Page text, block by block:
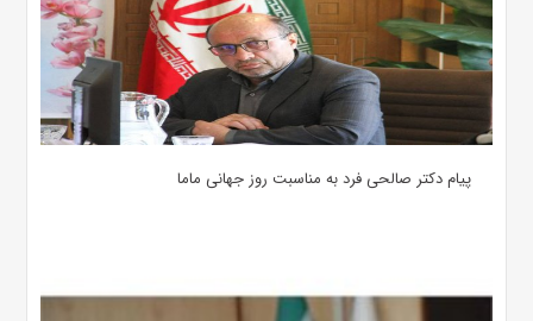
پیام دکتر صالحی فرد به مناسبت روز جهانی ماما